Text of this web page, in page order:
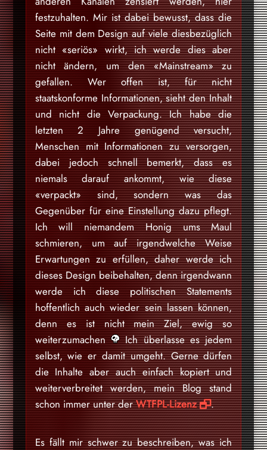
festzuhalten. Mir ist dabei bewusst, dass die
Seite mit dem Design auf viele diesbezüglich
nicht «seriös» wirkt, ich werde dies aber
nicht ändern, um den «Mainstream» zu
gefallen. Wer offen ist, für nicht
staatskonforme Informationen, sieht den Inhalt
und nicht die Verpackung. Ich habe die
letzten 2 Jahre genügend versucht,
Menschen mit Informationen zu versorgen,
dabei jedoch schnell bemerkt, dass es
niemals darauf ankommt, wie diese
«verpackt» sind, sondern was das
Gegenüber für eine Einstellung dazu pflegt.
Ich will niemandem Honig ums Maul
schmieren, um auf irgendwelche Weise
Erwartungen zu erfüllen, daher werde ich
dieses Design beibehalten, denn irgendwann
werde ich diese politischen Statements
hoffentlich auch wieder sein lassen können,
denn es ist nicht mein Ziel, ewig so
weiterzumachen
Ich überlasse es jedem
selbst, wie er damit umgeht. Gerne dürfen
die Inhalte aber auch einfach kopiert und
weiterverbreitet werden, mein Blog stand
schon immer unter derWTFPL-Lizenz .
Es fällt mir schwer zu beschreiben, was ich